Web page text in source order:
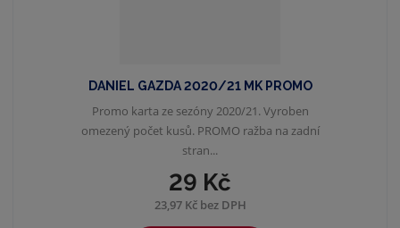
DANIEL GAZDA 2020/21 MK PROMO
29 Kč
23,97 Kč bez DPH
Promo karta ze sezóny 2020/21. Vyroben
omezený počet kusů. PROMO ražba na zadní
stran...